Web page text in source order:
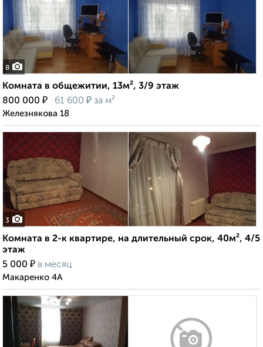
8
Комната в общежитии, 13м², 3/9 этаж
800 000 ₽ 61 600 ₽ за м²
Железнякова 18
3
Комната в 2-к квартире, на длительный срок, 40м², 4/5
этаж
5 000 ₽ в месяц
Макаренко 4А